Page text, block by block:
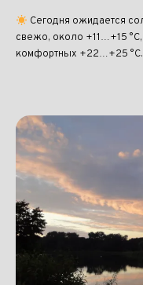
Сегодня ожидается
свежо, около +11…+15
комфортных +22…+25